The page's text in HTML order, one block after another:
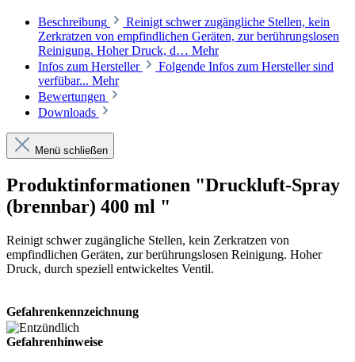
Beschreibung
Reinigt schwer zugängliche Stellen, kein
Zerkratzen von empfindlichen Geräten, zur berührungslosen
Reinigung. Hoher Druck, d… Mehr
Infos zum Hersteller
Folgende Infos zum Hersteller sind
verfübar... Mehr
Bewertungen
Downloads
Menü schließen
Produktinformationen "Druckluft-Spray
(brennbar) 400 ml "
Reinigt schwer zugängliche Stellen, kein Zerkratzen von
empfindlichen Geräten, zur berührungslosen Reinigung. Hoher
Druck, durch speziell entwickeltes Ventil.
Gefahrenkennzeichnung
Gefahrenhinweise